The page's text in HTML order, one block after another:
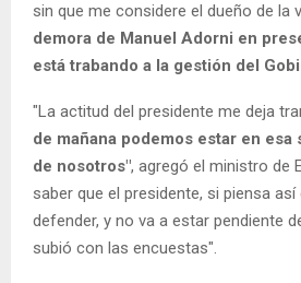
sin que me considere el dueño de la
demora de Manuel Adorni en
está trabando a la gestión del
"La actitud del presidente me deja
de mañana podemos estar en
de nosotros", agregó el ministro de
saber que el presidente, si piensa
defender, y no va a estar pendiente
subió con las encuestas".